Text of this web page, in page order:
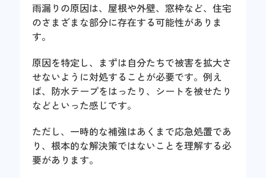
雨漏りの原因は、屋根や外壁、窓枠など、住宅
のさまざまな部分に存在する可能性がありま
す。
原因を特定し、まずは自分たちで被害を拡大さ
せないように対処することが必要です。例え
ば、防水テープをはったり、シートを被せたり
などといった感じです。
ただし、一時的な補強はあくまで応急処置であ
り、根本的な解決策ではないことを理解する必
要があります。